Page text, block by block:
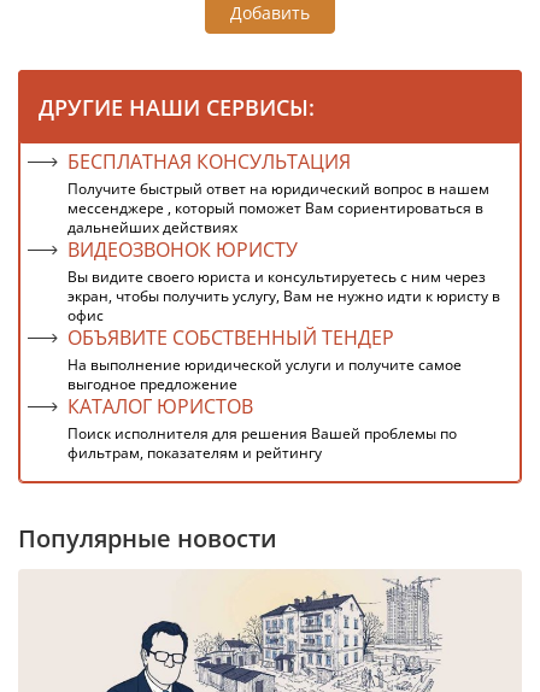
Добавить
ДРУГИЕ НАШИ СЕРВИСЫ:
БЕСПЛАТНАЯ КОНСУЛЬТАЦИЯ
Получите быстрый ответ на юридический вопрос в нашем
мессенджере , который поможет Вам сориентироваться в
дальнейших действиях
ВИДЕОЗВОНОК ЮРИСТУ
Вы видите своего юриста и консультируетесь с ним через
экран, чтобы получить услугу, Вам не нужно идти к юристу в
офис
ОБЪЯВИТЕ СОБСТВЕННЫЙ ТЕНДЕР
На выполнение юридической услуги и получите самое
выгодное предложение
КАТАЛОГ ЮРИСТОВ
Поиск исполнителя для решения Вашей проблемы по
фильтрам, показателям и рейтингу
Популярные новости